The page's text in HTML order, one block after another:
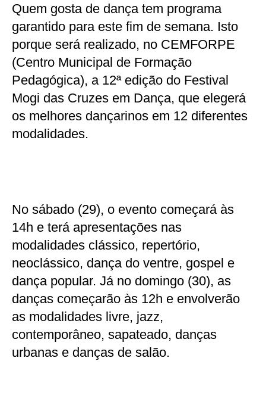
Quem gosta de dança tem programa
garantido para este fim de semana. Isto
porque será realizado, no CEMFORPE
(Centro Municipal de Formação
Pedagógica), a 12ª edição do Festival
Mogi das Cruzes em Dança, que elegerá
os melhores dançarinos em 12 diferentes
modalidades.
No sábado (29), o evento começará às
14h e terá apresentações nas
modalidades clássico, repertório,
neoclássico, dança do ventre, gospel e
dança popular. Já no domingo (30), as
danças começarão às 12h e envolverão
as modalidades livre, jazz,
contemporâneo, sapateado, danças
urbanas e danças de salão.